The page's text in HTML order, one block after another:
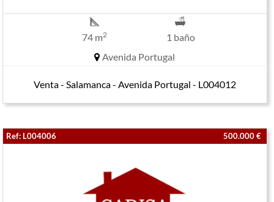
74 m2
1 baño
Avenida Portugal
Venta - Salamanca - Avenida Portugal - L004012
Ref: L004006 500.000 €